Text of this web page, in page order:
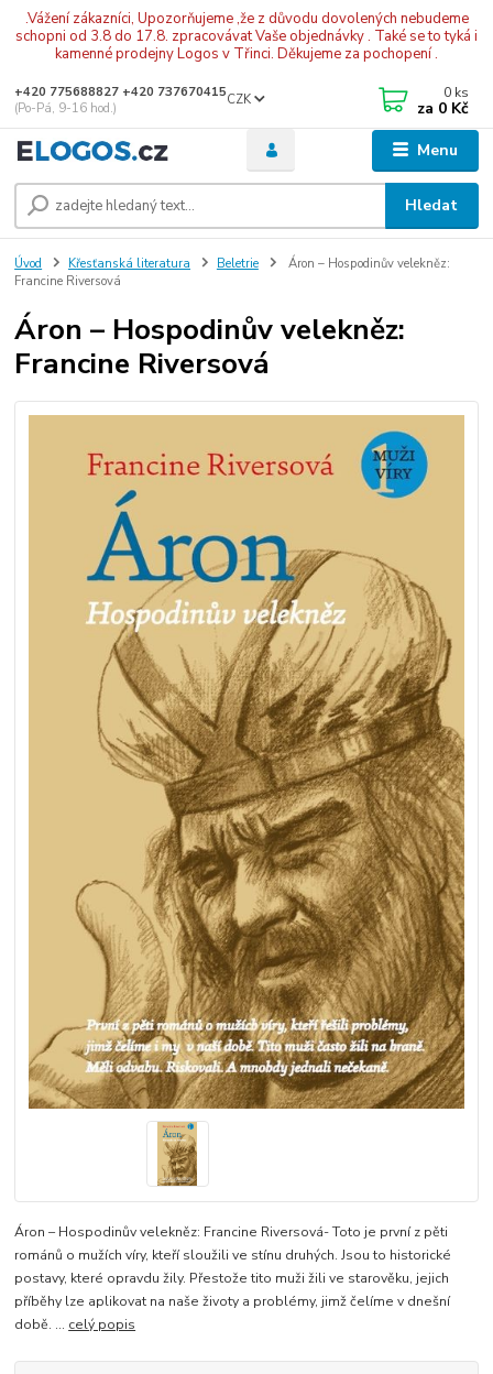
.Vážení zákazníci, Upozorňujeme ,že z důvodu dovolených nebudeme
schopni od 3.8 do 17.8. zpracovávat Vaše objednávky . Také se to tyká i
kamenné prodejny Logos v Třinci. Děkujeme za pochopení .
Menu
CZK
Hledat
+420 775688827 +420 737670415
(Po-Pá, 9-16 hod.)
0 ks
za 0 Kč
Úvod Křesťanská literatura Beletrie
Áron – Hospodinův velekněz:
Francine Riversová
Áron – Hospodinův velekněz:
Francine Riversová
Áron – Hospodinův velekněz: Francine Riversová- Toto je první z pěti
románů o mužích víry, kteří sloužili ve stínu druhých. Jsou to historické
postavy, které opravdu žily. Přestože tito muži žili ve starověku, jejich
příběhy lze aplikovat na naše životy a problémy, jimž čelíme v dnešní
době. ... celý popis